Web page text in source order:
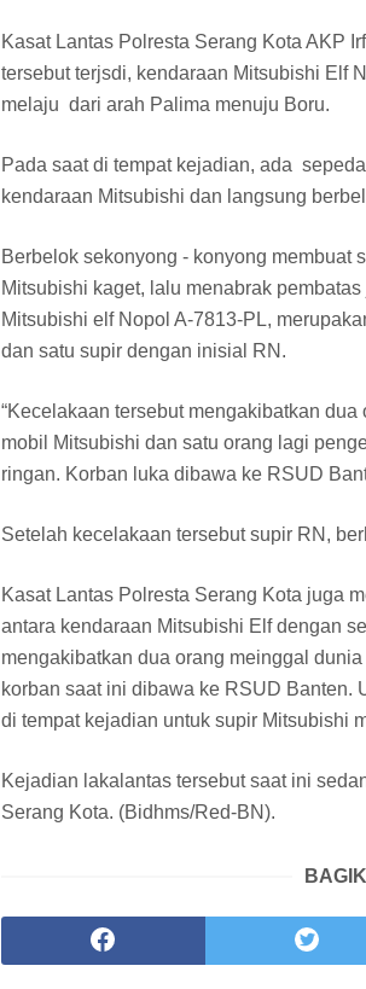
Kasat Lantas Polresta Serang Kota AKP
tersebut terjsdi, kendaraan Mitsubishi Elf
melaju dari arah Palima menuju Boru.
Pada saat di tempat kejadian, ada
kendaraan Mitsubishi dan langsung
Berbelok sekonyong - konyong membuat
Mitsubishi kaget, lalu menabrak
Mitsubishi elf Nopol A-7813-PL,
dan satu supir dengan inisial RN.
“Kecelakaan tersebut mengakibatkan
mobil Mitsubishi dan satu orang lagi
ringan. Korban luka dibawa ke RSUD
Setelah kecelakaan tersebut supir RN,
Kasat Lantas Polresta Serang Kota juga
antara kendaraan Mitsubishi Elf dengan
mengakibatkan dua orang meinggal
korban saat ini dibawa ke RSUD Banten.
di tempat kejadian untuk supir Mitsubishi
Kejadian lakalantas tersebut saat ini
Serang Kota. (Bidhms/Red-BN).